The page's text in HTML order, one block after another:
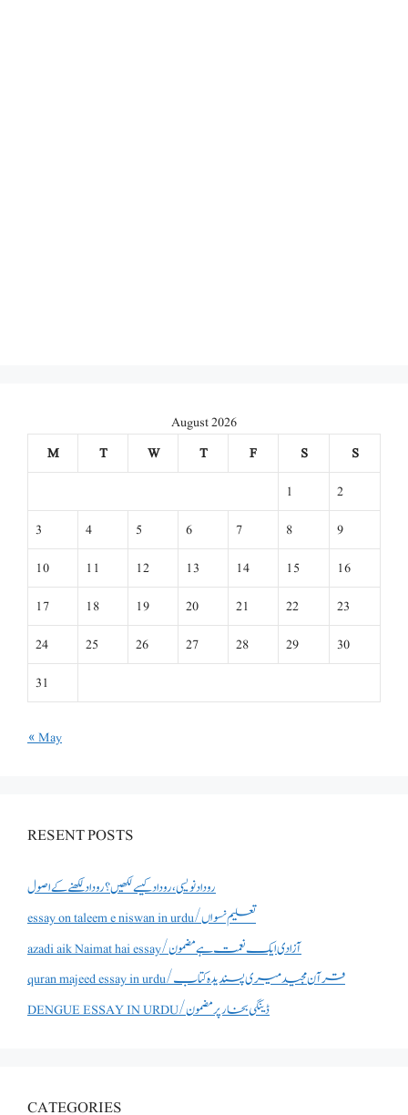
August 2026
M
T W T F S
S
1
2
3
4 5 6 7 8
9
10
11 12 13 14 15
16
17
18 19 20 21 22
23
24
25 26 27 28 29
30
31
« May
RESENT POSTS
روداد نویسی ،روداد کیسے لکھیں؟ روداد لکھنے کے اصول
essay on taleem e niswan in urdu/تعلیم نسواں
azadi aik Naimat hai essay/آزادی ایک نعمت ہے مضمون
quran majeed essay in urdu/قرآن مجید میری پسندیدہ کتاب
DENGUE ESSAY IN URDU/ڈینگی بخار پر مضمون
CATEGORIES